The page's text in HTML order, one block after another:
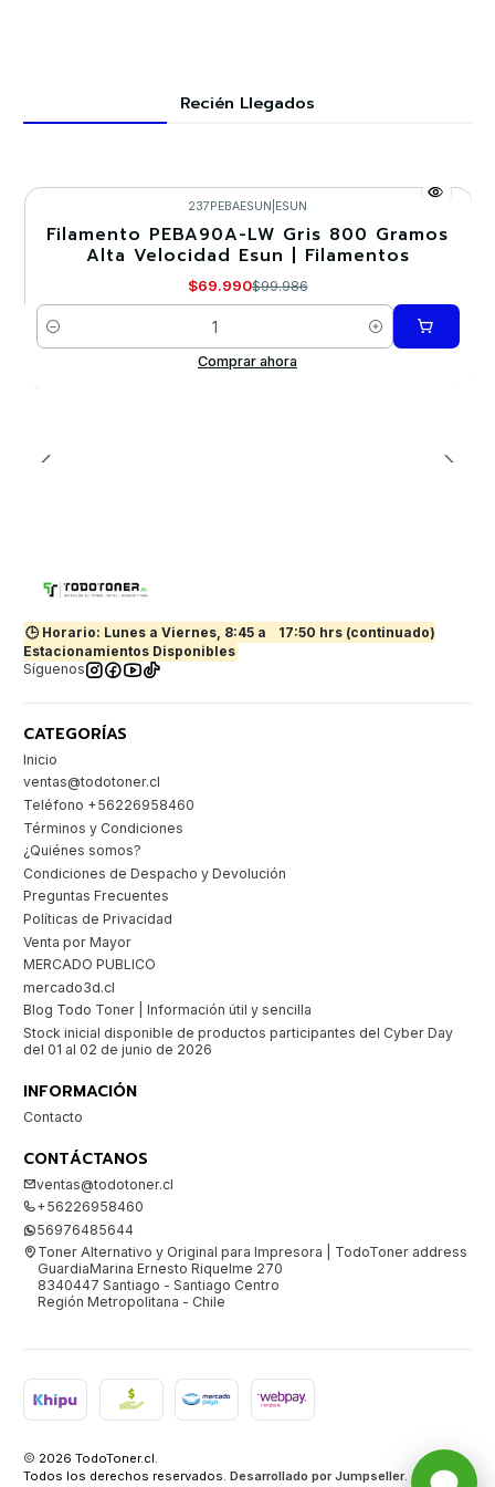
Recién Llegados
-30%
237PEBAESUN ESUN
Filamento PEBA90A-LW Gris 800 Gramos
Alta Velocidad Esun | Filamentos
$69.990$99.986
Cantidad
Comprar ahora
🕒 Horario: Lunes a Viernes, 8:45 a
17:50 hrs (continuado)
Estacionamientos Disponibles
Síguenos
CATEGORÍAS
Inicio
ventas@todotoner.cl
Teléfono +56226958460
Términos y Condiciones
¿Quiénes somos?
Condiciones de Despacho y Devolución
Preguntas Frecuentes
Políticas de Privacidad
Venta por Mayor
MERCADO PUBLICO
mercado3d.cl
Blog Todo Toner | Información útil y sencilla
Stock inicial disponible de productos participantes del Cyber Day
del 01 al 02 de junio de 2026
INFORMACIÓN
Contacto
CONTÁCTANOS
ventas@todotoner.cl
+56226958460
56976485644
Toner Alternativo y Original para Impresora | TodoToner address
GuardiaMarina Ernesto Riquelme 270
8340447 Santiago - Santiago Centro
Región Metropolitana - Chile
2026 TodoToner.cl.
Todos los derechos reservados. Desarrollado por Jumpseller.